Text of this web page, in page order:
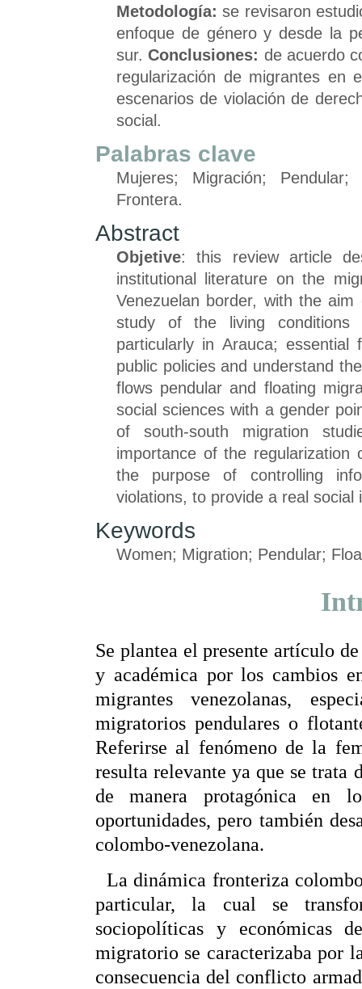
Metodología: se revisaron
enfoque de género y desde la
sur. Conclusiones: de acuerdo
regularización de migrantes en
escenarios de violación de
social.
Palabras clave
Mujeres; Migración;
Frontera.
Abstract
Objetive: this review article
institutional literature on the
Venezuelan border, with the
study of the living conditions
particularly in Arauca;
public policies and understand
flows pendular and floating
social sciences with a gender
of south-south migration
importance of the
the purpose of controlling
violations, to provide a real social
Keywords
Women; Migration; Pendular;
Se plantea el presente artículo
y académica por los cambios
migrantes venezolanas,
migratorios pendulares o
Referirse al fenómeno de la
resulta relevante ya que se trata
de manera protagónica en
oportunidades, pero también
colombo-venezolana.
La dinámica fronteriza
particular, la cual se
sociopolíticas y económicas
migratorio se caracterizaba por
consecuencia del conflicto